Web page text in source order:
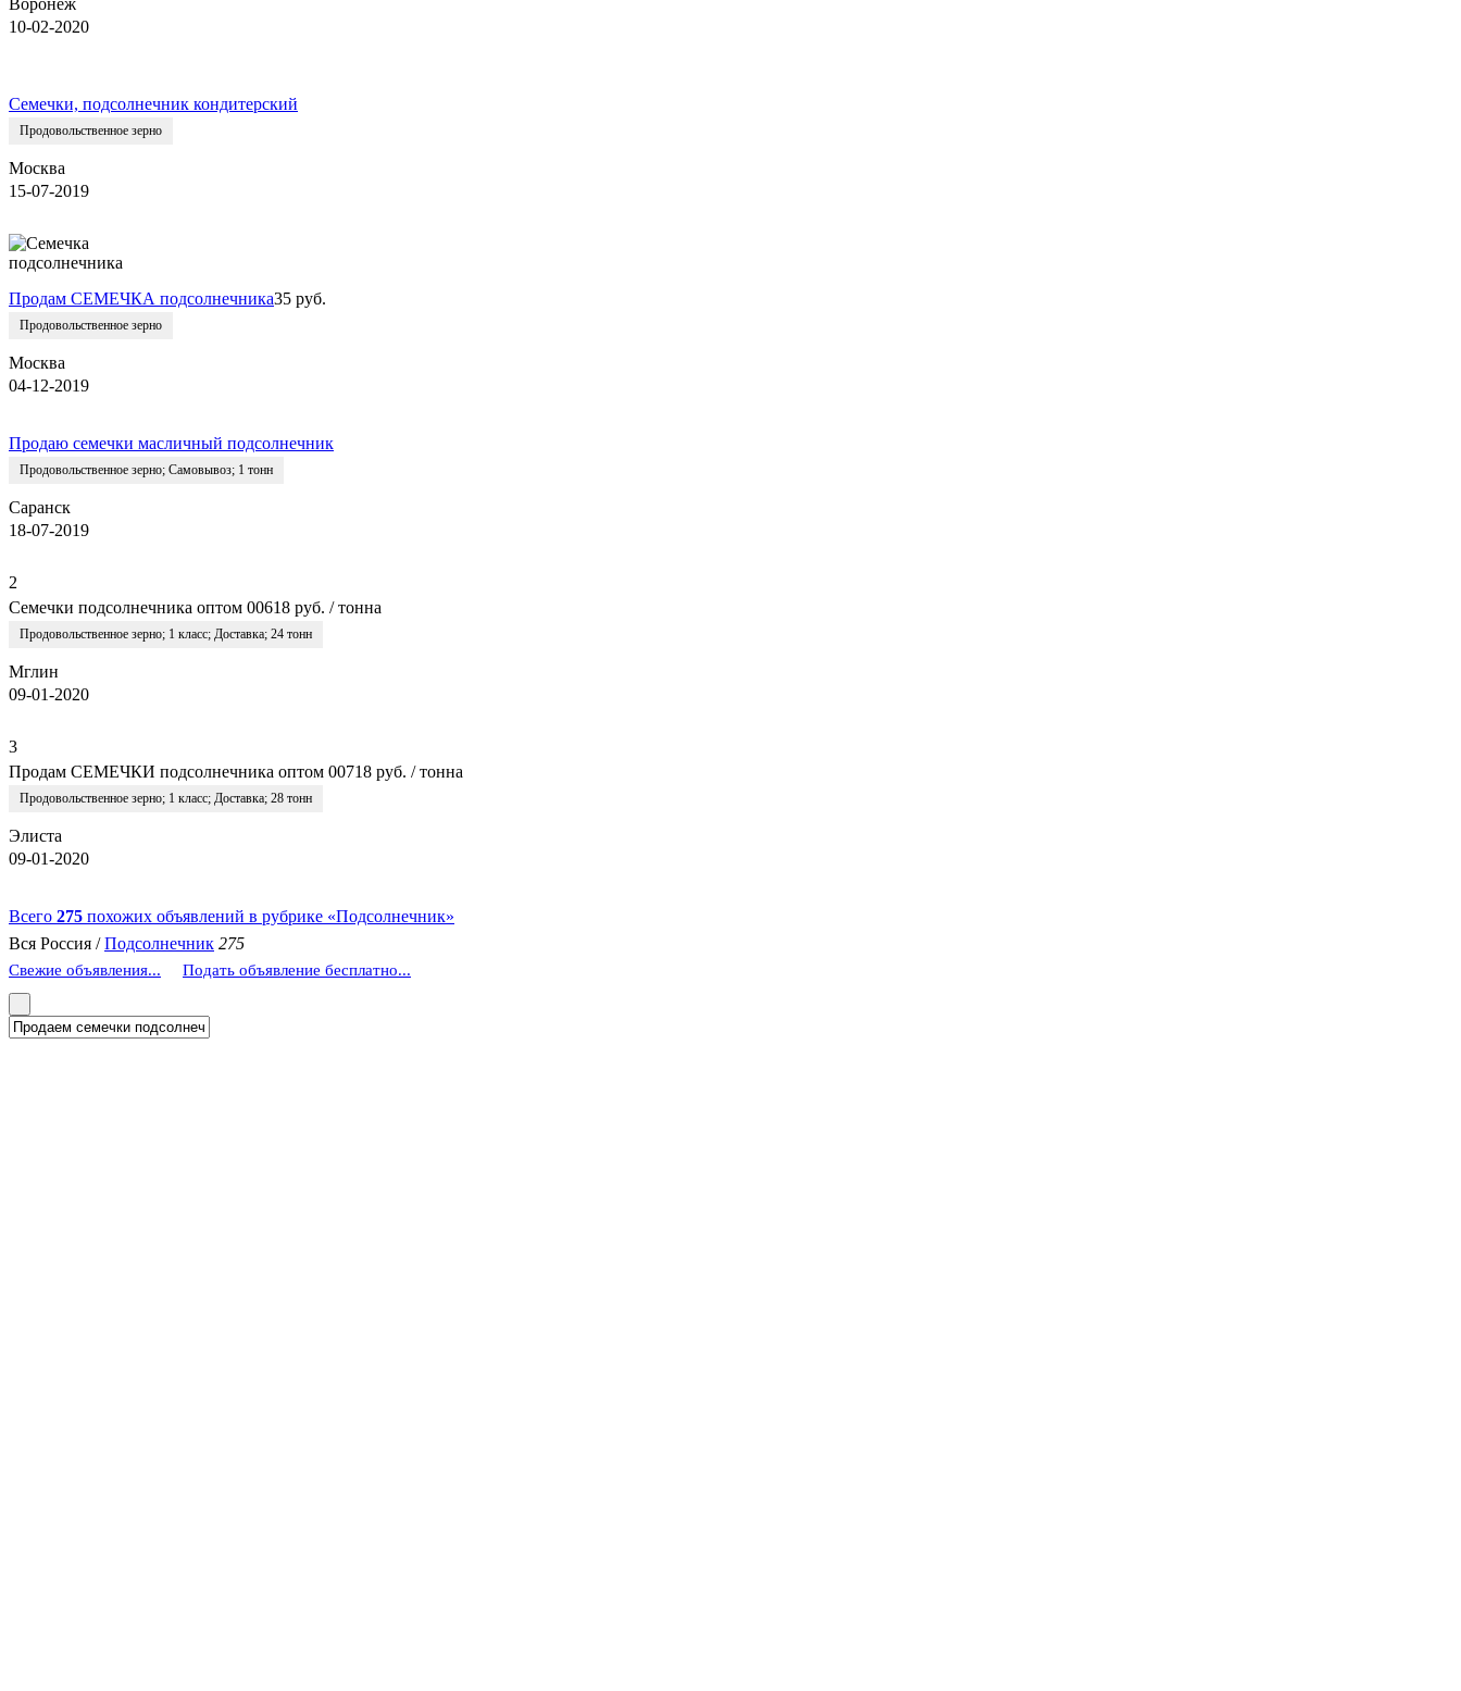
10-02-2020
Семечки, подсолнечник кондитерский
Продовольственное зерно
Москва
15-07-2019
Продам СЕМЕЧКА подсолнечника35 руб.
Продовольственное зерно
Москва
04-12-2019
Продаю семечки масличный подсолнечник
Продовольственное зерно; Самовывоз; 1 тонн
Саранск
18-07-2019
2
Семечки подсолнечника оптом 00618 руб. / тонна
Продовольственное зерно; 1 класс; Доставка; 24 тонн
Мглин
09-01-2020
3
Продам СЕМЕЧКИ подсолнечника оптом 00718 руб. / тонна
Продовольственное зерно; 1 класс; Доставка; 28 тонн
Элиста
09-01-2020
Всего 275 похожих объявлений в рубрике «Подсолнечник»
Вся Россия /Подсолнечник 275
Свежие объявления... Подать объявление бесплатно...